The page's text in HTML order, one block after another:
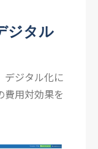
ジタル
デジタル化に
費用対効果を